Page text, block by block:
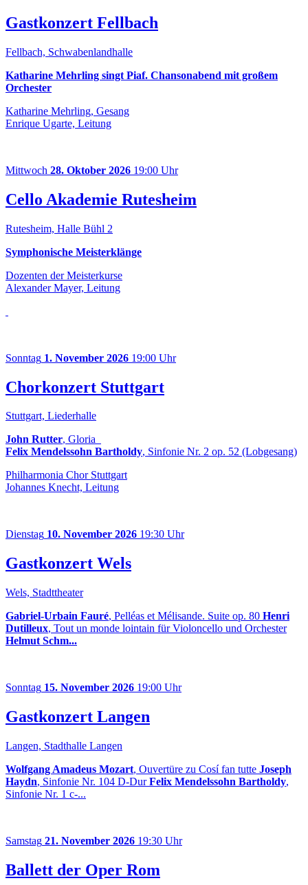
Gastkonzert Fellbach
Fellbach, Schwabenlandhalle
Katharine Mehrling singt Piaf. Chansonabend mit großem
Orchester
Katharine Mehrling, Gesang
Enrique Ugarte, Leitung
Mittwoch 28. Oktober 2026 19:00 Uhr
Cello Akademie Rutesheim
Rutesheim, Halle Bühl 2
Symphonische Meisterklänge
Dozenten der Meisterkurse
Alexander Mayer, Leitung
Sonntag 1. November 2026 19:00 Uhr
Chorkonzert Stuttgart
Stuttgart, Liederhalle
John Rutter, Gloria
Felix Mendelssohn Bartholdy, Sinfonie Nr. 2 op. 52 (Lobgesang)
Philharmonia Chor Stuttgart
Johannes Knecht, Leitung
Dienstag 10. November 2026 19:30 Uhr
Gastkonzert Wels
Wels, Stadttheater
Gabriel-Urbain Fauré, Pelléas et Mélisande. Suite op. 80 Henri
Dutilleux, Tout un monde lointain für Violoncello und Orchester
Helmut Schm...
Sonntag 15. November 2026 19:00 Uhr
Gastkonzert Langen
Langen, Stadthalle Langen
Wolfgang Amadeus Mozart, Ouvertüre zu Cosí fan tutte Joseph
Haydn, Sinfonie Nr. 104 D-DurFelix Mendelssohn Bartholdy,
Sinfonie Nr. 1 c-...
Samstag 21. November 2026 19:30 Uhr
Ballett der Oper Rom